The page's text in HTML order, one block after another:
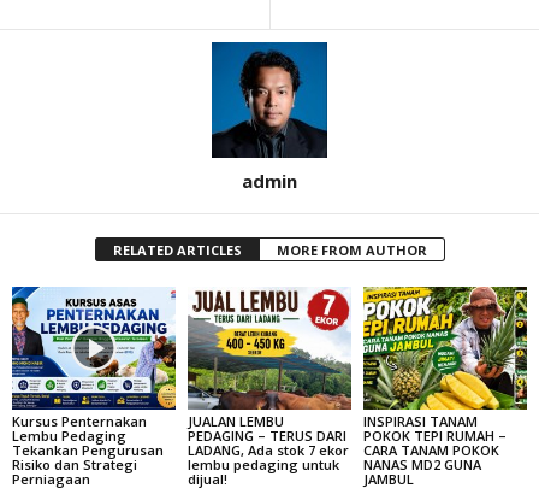
admin
RELATED ARTICLES MORE FROM AUTHOR
Kursus Penternakan
Lembu Pedaging
Tekankan Pengurusan
Risiko dan Strategi
Perniagaan
JUALAN LEMBU
PEDAGING – TERUS DARI
LADANG, Ada stok 7 ekor
lembu pedaging untuk
dijual!
INSPIRASI TANAM
POKOK TEPI RUMAH –
CARA TANAM POKOK
NANAS MD2 GUNA
JAMBUL